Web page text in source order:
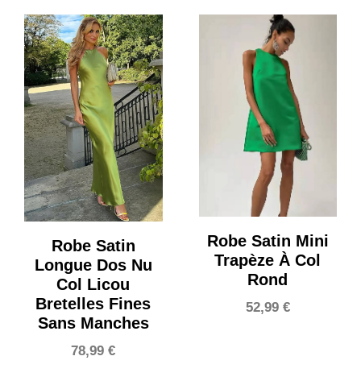
Robe Satin
Longue Dos Nu
Col Licou
Bretelles Fines
Sans Manches
78,99€
Robe Satin Mini
Trapèze À Col
Rond
52,99 €